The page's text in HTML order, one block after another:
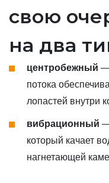
свою
на два
центробежный —
потока
лопастей внутри
вибрационный —
который качает
нагнетающей